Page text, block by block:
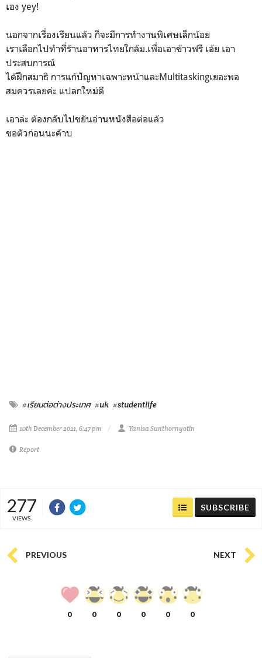
เอง yey!
นอกจากเรื่องเรียนแล้ว ก็จะมีการทำงานพิเศษเล็กน้อย
เราเลือกไปทำที่ร้านอาหารไทยใกล้ม.เพื่อเอาข้าวฟรี เอ้ย เอา
ประสบการณ์
ได้ฝึกสมาธิ การแก้ปัญหาเฉพาะหน้าและMultitaskingเยอะพอ
สมควรเลยค่ะ แปลกใหม่ดี
เอาล่ะ ต้องกลับไปขยันอ่านหนังสือต่อแล้ว
ขอตัวก่อนนะค้าบ
#เรียนต่อต่างประเทศ #uk #studentlife
10th December 2021, 6:47 pm Yanisa Sunthornyotin
Report
277
VIEWS
SUBSCRIBE
PREVIOUS NEXT
0 0 0 0 0 0